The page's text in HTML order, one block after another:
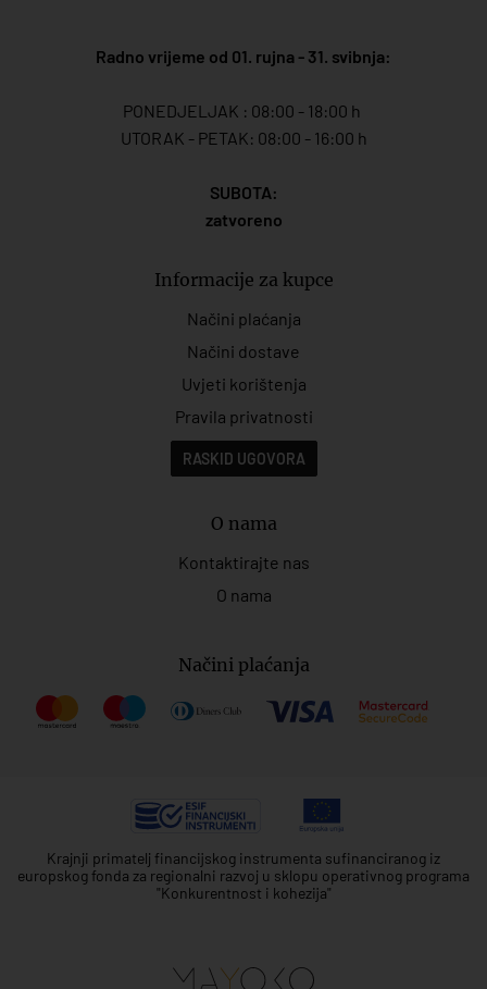
Radno vrijeme od 01. rujna - 31. svibnja:
PONEDJELJAK : 08:00 - 18:00 h
UTORAK - PETAK: 08:00 - 16:00 h
SUBOTA:
zatvoreno
Informacije za kupce
Načini plaćanja
Načini dostave
Uvjeti korištenja
Pravila privatnosti
RASKID UGOVORA
O nama
Kontaktirajte nas
O nama
Načini plaćanja
Krajnji primatelj financijskog instrumenta sufinanciranog iz
europskog fonda za regionalni razvoj u sklopu operativnog programa
"Konkurentnost i kohezija"